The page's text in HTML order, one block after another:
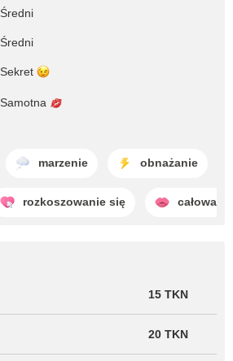
Średni
Średni
Sekret
Samotna
marzenie obnażanie
rozkoszowanie się całowanie
15 TKN
20 TKN